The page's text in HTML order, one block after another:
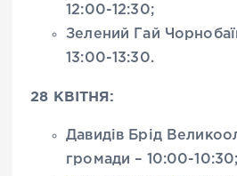
12:00-12:30;
Зелений Гай
13:00-13:30.
28 КВІТНЯ:
Давидів Брід
громади – 10:00-10:30;